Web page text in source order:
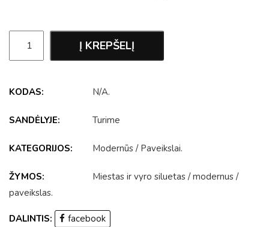
Į KREPŠELĮ
KODAS: N/A.
SANDĖLYJE: Turime
KATEGORIJOS: Modernūs / Paveikslai.
ŽYMOS: Miestas ir vyro siluetas /modernus /
paveikslas.
DALINTIS: facebook